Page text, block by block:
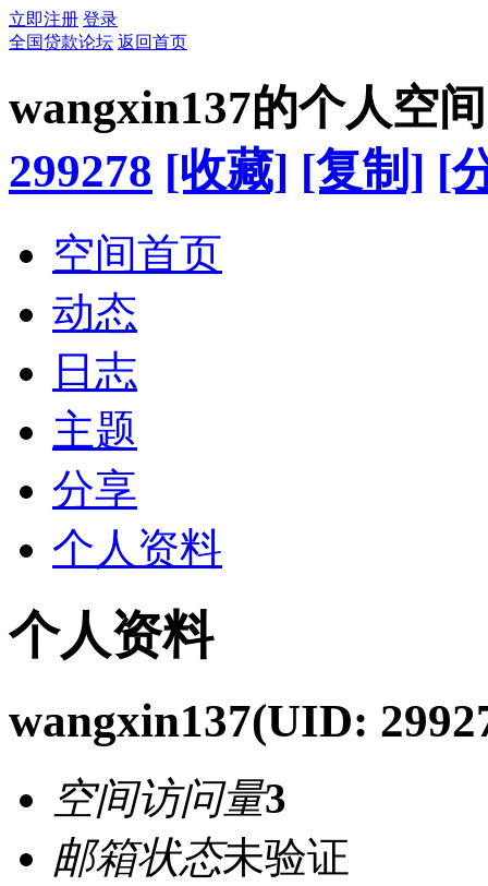
立即注册 登录
全国贷款论坛 返回首页
wangxin137的个人空间
299278 [收藏] [复制] [
空间首页
动态
日志
主题
分享
个人资料
个人资料
wangxin137(UID:
空间访问量3
邮箱状态未验证